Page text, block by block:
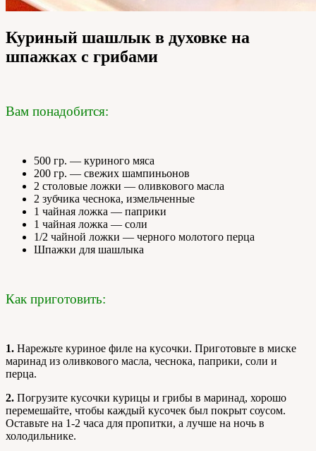
Куриный шашлык в духовке на
шпажках с грибами
Вам понадобится:
500 гр. — куриного мяса
200 гр. — свежих шампиньонов
2 столовые ложки — оливкового масла
2 зубчика чеснока, измельченные
1 чайная ложка — паприки
1 чайная ложка — соли
1/2 чайной ложки — черного молотого перца
Шпажки для шашлыка
Как приготовить:
1. Нарежьте куриное филе на кусочки. Приготовьте в миске
маринад из оливкового масла, чеснока, паприки, соли и
перца.
2. Погрузите кусочки курицы и грибы в маринад, хорошо
перемешайте, чтобы каждый кусочек был покрыт соусом.
Оставьте на 1-2 часа для пропитки, а лучше на ночь в
холодильнике.